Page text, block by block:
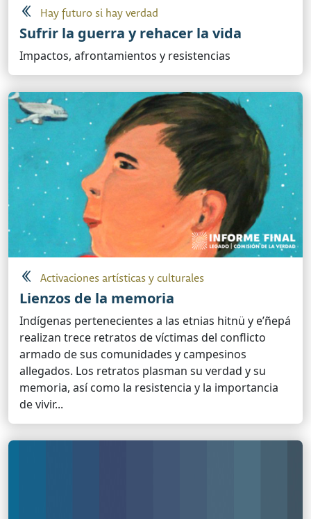
Hay futuro si hay verdad
Sufrir la guerra y rehacer la vida
Impactos, afrontamientos y resistencias
Activaciones artísticas y culturales
Lienzos de la memoria
Indígenas pertenecientes a las etnias hitnü y e’ñepá
realizan trece retratos de víctimas del conflicto
armado de sus comunidades y campesinos
allegados. Los retratos plasman su verdad y su
memoria, así como la resistencia y la importancia
de vivir...